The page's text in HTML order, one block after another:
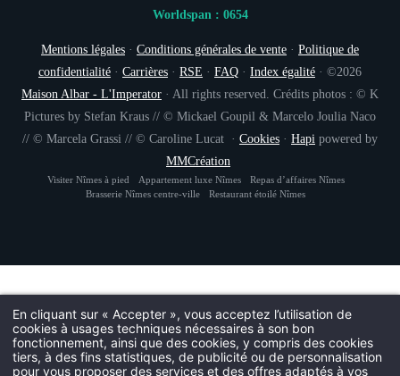
Worldspan : 0654
Mentions légales · Conditions générales de vente · Politique de
confidentialité · Carrières · RSE · FAQ · Index égalité · ©2026
Maison Albar - L'Imperator · All rights reserved. Crédits photos : © K
Pictures by Stefan Kraus // © Mickael Goupil & Marcelo Joulia Naco
// © Marcela Grassi // © Caroline Lucat · Cookies · Hapi powered by
MMCréation
Visiter Nîmes à pied Appartement luxe Nîmes
Repas d’affaires Nîmes
Brasserie Nîmes centre-ville
Restaurant étoilé Nîmes
INSCRIPTION À
En cliquant sur « Accepter », vous acceptez l’utilisation de
cookies à usages techniques nécessaires à son bon
fonctionnement, ainsi que des cookies, y compris des cookies
tiers, à des fins statistiques, de publicité ou de personnalisation
pour vous proposer des services et des offres adaptés à vos